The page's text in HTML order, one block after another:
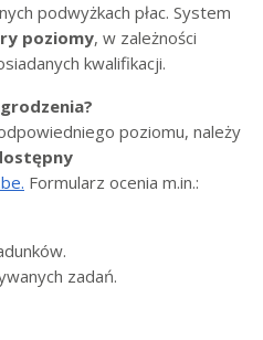
podwyżkach płac. System
poziomy, w zależności
kwalifikacji.
poziomu, należy
Formularz ocenia m.in.:
zadań.